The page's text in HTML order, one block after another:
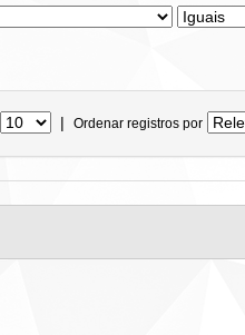
| Ordenar registros por